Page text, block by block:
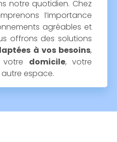
notre quotidien. Chez
l’importance
agréables et
offrons des solutions
à vos besoins,
domicile, votre
espace.